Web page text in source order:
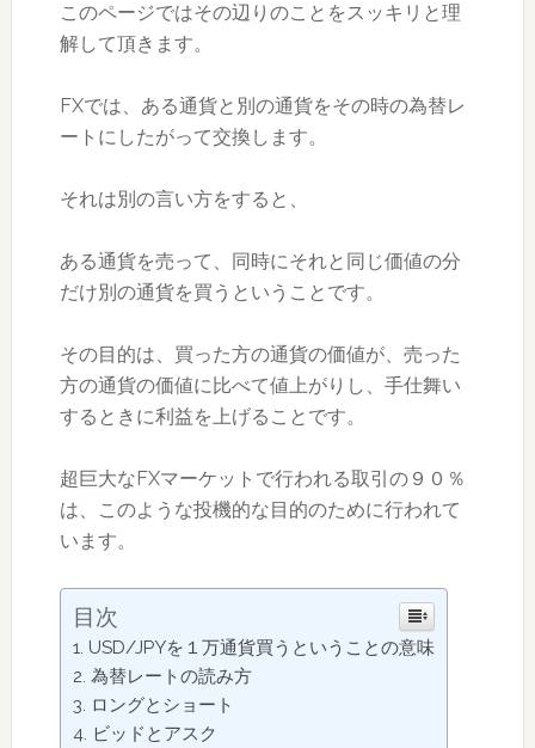
このページではその辺りのことをスッキリと理
解して頂きます。
FXでは、ある通貨と別の通貨をその時の為替レ
ートにしたがって交換します。
それは別の言い方をすると、
ある通貨を売って、同時にそれと同じ価値の分
だけ別の通貨を買うということです。
その目的は、買った方の通貨の価値が、売った
方の通貨の価値に比べて値上がりし、手仕舞い
するときに利益を上げることです。
超巨大なFXマーケットで行われる取引の９０％
は、このような投機的な目的のために行われて
います。
目次
USD/JPYを１万通貨買うということの意味
為替レートの読み方
ロングとショート
ビッドとアスク